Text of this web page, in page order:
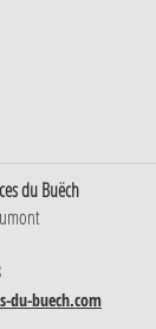
du Buëch
du-buech.com